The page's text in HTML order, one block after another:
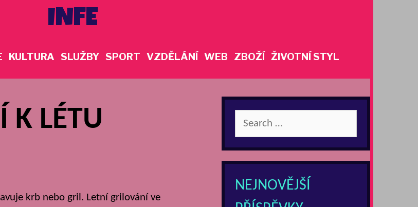
INFE
KULTURA SLUŽBY SPORT VZDĚLÁNÍ WEB ZBOŽÍ ŽIVOTNÍ STYL
K LÉTU
krb nebo gril. Letní grilování ve
for:
NEJNOVĚJŠÍ